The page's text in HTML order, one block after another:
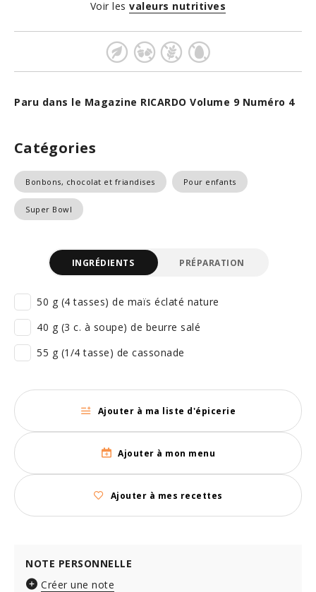
Paru dans le Magazine RICARDO Volume 9 Numéro 4
Voir les valeurs nutritives
Catégories
Bonbons, chocolat et friandises Pour enfants
Super Bowl
INGRÉDIENTS PRÉPARATION
50 g (4 tasses) de maïs éclaté nature
40 g (3 c. à soupe) de beurre salé
55 g (1/4 tasse) de cassonade
Ajouter à ma liste d'épicerie
Ajouter à mon menu
Ajouter à mes recettes
NOTE PERSONNELLE
Créer une note